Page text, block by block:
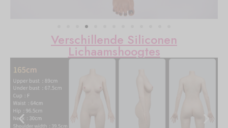
Verschillende Siliconen
Lichaamshoogtes